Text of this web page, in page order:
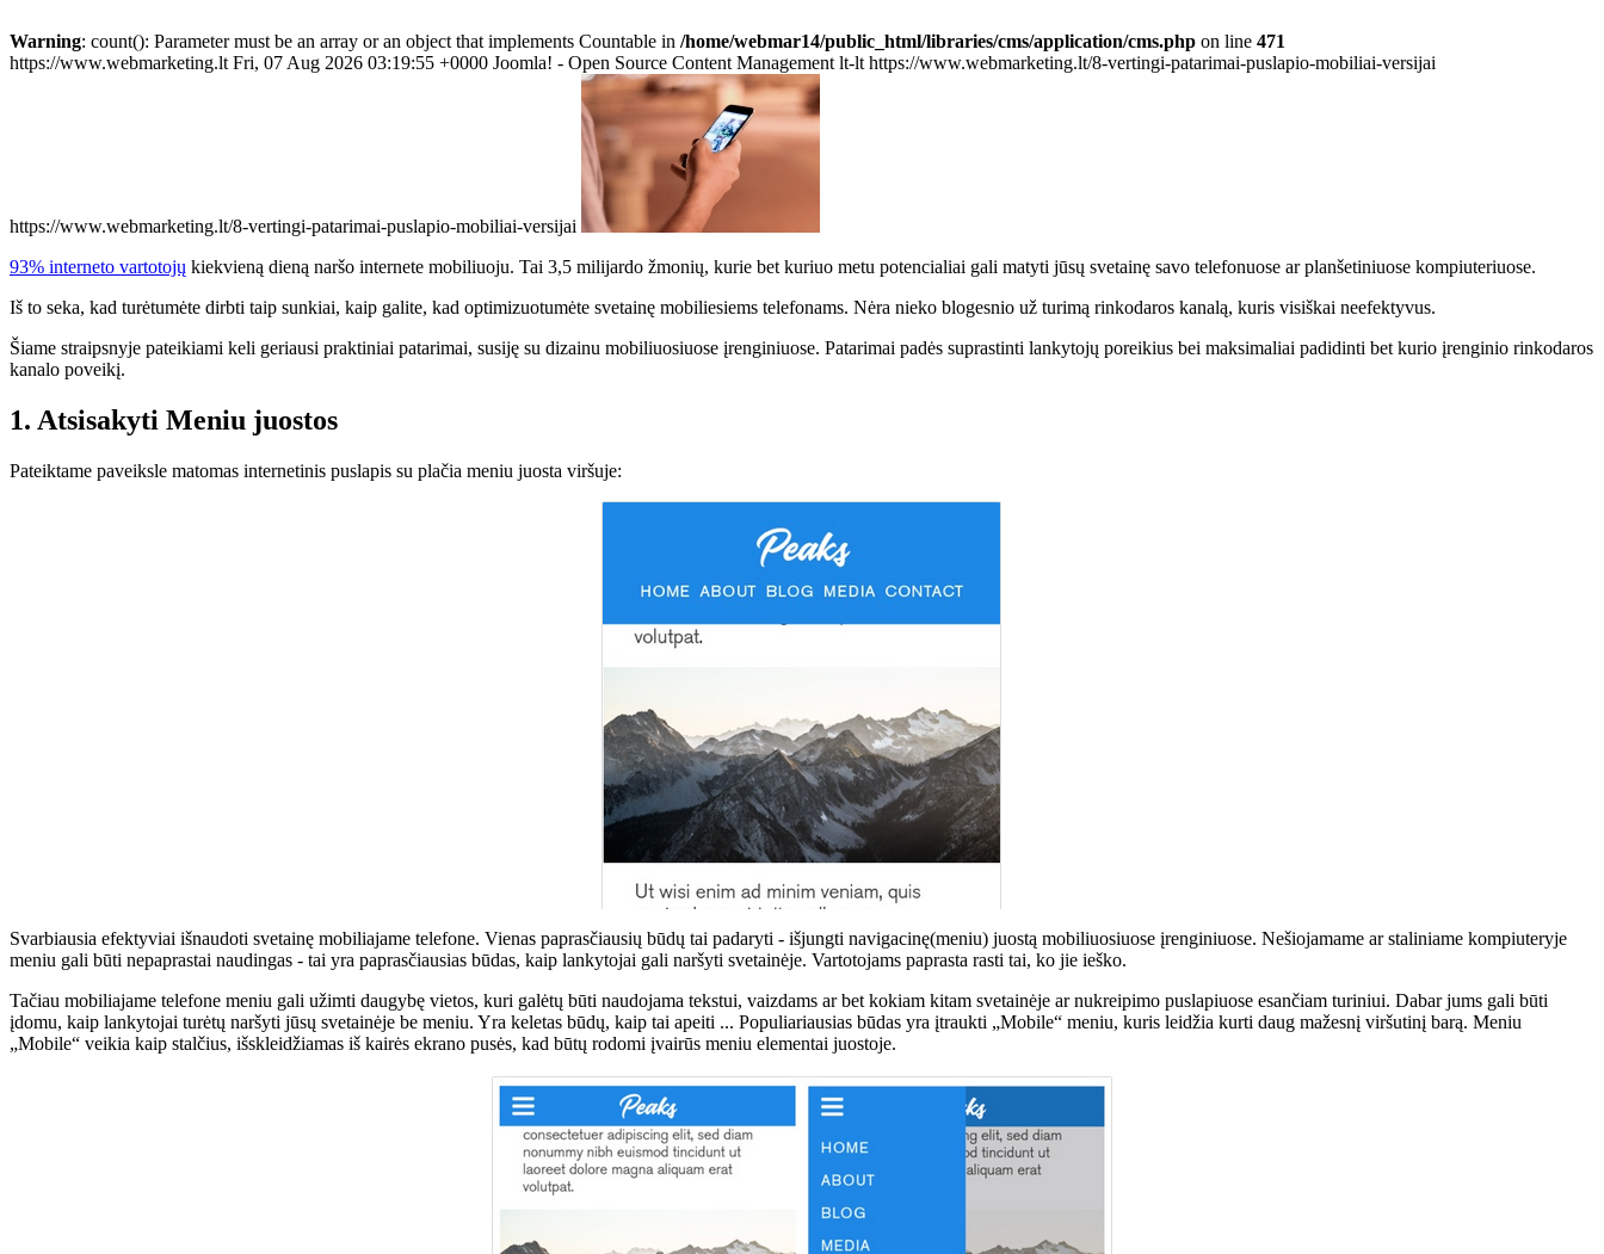
Warning: count(): Parameter must be an array or an object that implements Countable in /home/webmar14/public_html/libraries/cms/application/cms.php on line 471
https://www.webmarketing.lt Fri, 07 Aug 2026 03:19:55 +0000 Joomla! - Open Source Content Management lt-lt https://www.webmarketing.lt/8-vertingi-patarimai-puslapio-mobiliai-versijai
https://www.webmarketing.lt/8-vertingi-patarimai-puslapio-mobiliai-versijai
93% interneto vartotojų kiekvieną dieną naršo internete mobiliuoju. Tai 3,5 milijardo žmonių, kurie bet kuriuo metu potencialiai gali matyti jūsų svetainę savo telefonuose ar planšetiniuose kompiuteriuose.
Iš to seka, kad turėtumėte dirbti taip sunkiai, kaip galite, kad optimizuotumėte svetainę mobiliesiems telefonams. Nėra nieko blogesnio už turimą rinkodaros kanalą, kuris visiškai neefektyvus.
Šiame straipsnyje pateikiami keli geriausi praktiniai patarimai, susiję su dizainu mobiliuosiuose įrenginiuose. Patarimai padės suprastinti lankytojų poreikius bei maksimaliai padidinti bet kurio įrenginio rinkodaros
kanalo poveikį.
1. Atsisakyti Meniu juostos
Pateiktame paveiksle matomas internetinis puslapis su plačia meniu juosta viršuje:
Svarbiausia efektyviai išnaudoti svetainę mobiliajame telefone. Vienas paprasčiausių būdų tai padaryti - išjungti navigacinę(meniu) juostą mobiliuosiuose įrenginiuose. Nešiojamame ar staliniame kompiuteryje
meniu gali būti nepaprastai naudingas - tai yra paprasčiausias būdas, kaip lankytojai gali naršyti svetainėje. Vartotojams paprasta rasti tai, ko jie ieško.
Tačiau mobiliajame telefone meniu gali užimti daugybę vietos, kuri galėtų būti naudojama tekstui, vaizdams ar bet kokiam kitam svetainėje ar nukreipimo puslapiuose esančiam turiniui. Dabar jums gali būti
įdomu, kaip lankytojai turėtų naršyti jūsų svetainėje be meniu. Yra keletas būdų, kaip tai apeiti ... Populiariausias būdas yra įtraukti „Mobile“ meniu, kuris leidžia kurti daug mažesnį viršutinį barą. Meniu
„Mobile“ veikia kaip stalčius, išskleidžiamas iš kairės ekrano pusės, kad būtų rodomi įvairūs meniu elementai juostoje.